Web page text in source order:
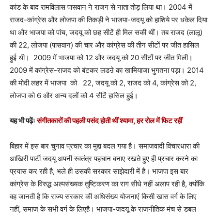
कांड के बाद रामविलास पासवान ने राजग से नाता तोड़ लिया था। 2004 में
राजद-कांग्रेस और लोजपा की तिकड़ी ने भाजपा-जदयू को हाशिये पर धकेल दिया
था और भाजपा को पांच, जदयू को छह सीटें ही मिल सकी थीं। तब राजद (लालू)
की 22, लोजपा (पासवान) की चार और कांग्रेस की तीन सीटों पर जीत हासिल
हुई थी। 2009 में भाजपा को 12 और जदयू को 20 सीटों पर जीत मिली।
2009 में कांग्रेस-राजद को बंटकर लडऩे का खामियाजा भुगतना पड़ा। 2014
की मोदी लहर में भाजपा को 22, जदयू को 2, राजद को 4, कांग्रेस को 2,
लोजपा को 6 और अन्य दलों को 4 सीटें हासिल हुईं।
यह भी पढ़ेंःसंगीतकारों की पहली पसंद होती थीं श्यामा, हर रोल में फिट रहीं
बिहार में इस बार चुनाव प्रचार का मुद्दा बदल गया है। समाजवादी विचारधारा की
आखिरी पार्टी जदयू अपनी स्वतंत्र पहचान बनाए रखते हुए ही प्रचार करने का
प्रयास कर रही है, भले ही उसकी सरकार साझेदारी में है। भाजपा इस बार
कांग्रेस के विरुद्ध अल्पसंख्यक तुष्टिकरण का राग सीधे नहीं अलाप रही है, क्योंकि
वह जानती है कि राज्य सरकार की अधिसंख्य योजनाएं किसी खास वर्ग के लिए
नहीं, समाज के सभी वर्ग के लिएहै। भाजपा-जदयू के राजनीतिक मंच से डबल